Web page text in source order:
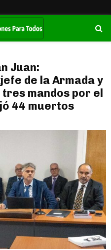
Juan:
de la Armada y
mandos por el
44 muertos